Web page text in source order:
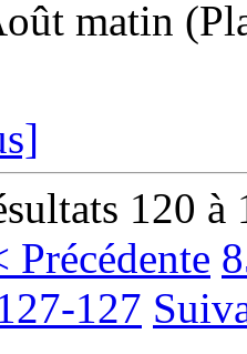
matin
120 à
Précédente
127